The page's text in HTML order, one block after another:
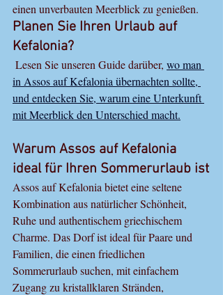
einen unverbauten Meerblick zu genießen.
Planen Sie Ihren Urlaub auf
Kefalonia?
Lesen Sie unseren Guide darüber, wo man
in Assos auf Kefalonia übernachten sollte,
und entdecken Sie, warum eine Unterkunft
mit Meerblick den Unterschied macht.
Warum Assos auf Kefalonia
ideal für Ihren Sommerurlaub ist
Assos auf Kefalonia bietet eine seltene
Kombination aus natürlicher Schönheit,
Ruhe und authentischem griechischem
Charme. Das Dorf ist ideal für Paare und
Familien, die einen friedlichen
Sommerurlaub suchen, mit einfachem
Zugang zu kristallklaren Stränden,